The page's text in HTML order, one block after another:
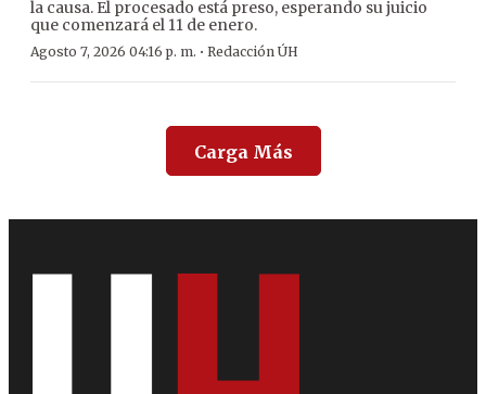
la causa. El procesado está preso, esperando su juicio
que comenzará el 11 de enero.
Agosto 7, 2026 04:16 p. m. · Redacción ÚH
Carga Más